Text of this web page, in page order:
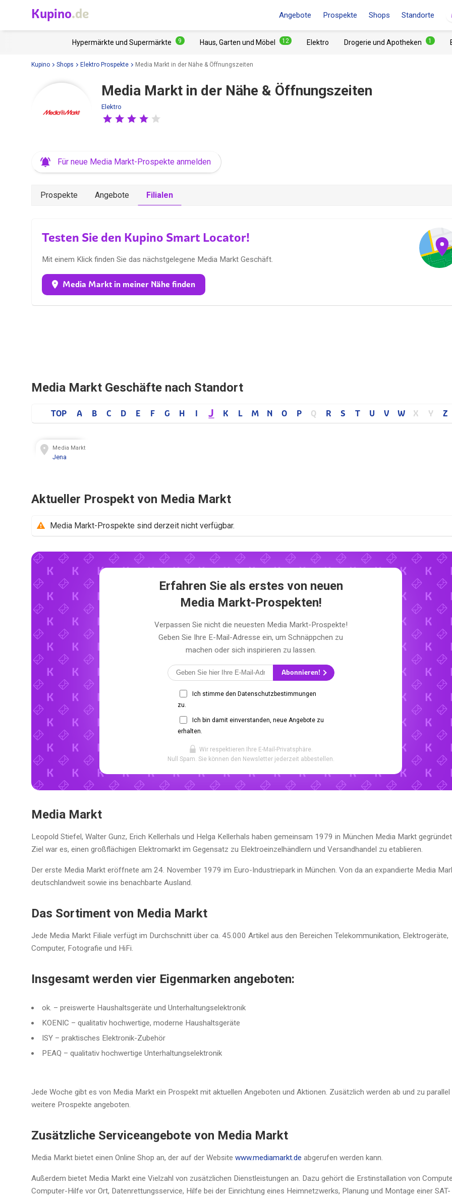
Kupino.de Angebote Prospekte Shops Standorte
Hypermärkte und Supermärkte 9 Haus, Garten und Möbel 12 Elektro Drogerie und Apotheken 1
Kupino Shops Elektro Prospekte Media Markt in der Nähe & Öffnungszeiten
Media Markt in der Nähe & Öffnungszeiten
Elektro
Für neue Media Markt-Prospekte anmelden
Prospekte Angebote Filialen
Testen Sie den Kupino Smart Locator!
Mit einem Klick finden Sie das nächstgelegene Media Markt Geschäft.
Media Markt in meiner Nähe finden
Media Markt Geschäfte nach Standort
TOP A B C D E F G H I J K L M N O P Q R S T U V W X Y Z
Media Markt
Jena
Aktueller Prospekt von Media Markt
Media Markt-Prospekte sind derzeit nicht verfügbar.
Erfahren Sie als erstes von neuen
Media Markt-Prospekten!
Verpassen Sie nicht die neuesten Media Markt-Prospekte!
Geben Sie Ihre E-Mail-Adresse ein, um Schnäppchen zu
machen oder sich inspirieren zu lassen.
Abonnieren!
Ich stimme den Datenschutzbestimmungen
zu.
Ich bin damit einverstanden, neue Angebote zu
erhalten.
Wir respektieren Ihre E-Mail-Privatsphäre.
Null Spam. Sie können den Newsletter jederzeit abbestellen.
Media Markt
Leopold Stiefel, Walter Gunz, Erich Kellerhals und Helga Kellerhals haben gemeinsam 1979 in München Media Markt
Ziel war es, einen großflächigen Elektromarkt im Gegensatz zu Elektroeinzelhändlern und Versandhandel zu etablieren.
Der erste Media Markt eröffnete am 24. November 1979 im Euro-Industriepark in München. Von da an expandierte Media
deutschlandweit sowie ins benachbarte Ausland.
Das Sortiment von Media Markt
Jede Media Markt Filiale verfügt im Durchschnitt über ca. 45.000 Artikel aus den Bereichen Telekommunikation, Elektrogeräte,
Computer, Fotografie und HiFi.
Insgesamt werden vier Eigenmarken angeboten:
ok. – preiswerte Haushaltsgeräte und Unterhaltungselektronik
KOENIC – qualitativ hochwertige, moderne Haushaltsgeräte
ISY – praktisches Elektronik-Zubehör
PEAQ – qualitativ hochwertige Unterhaltungselektronik
Jede Woche gibt es von Media Markt ein Prospekt mit aktuellen Angeboten und Aktionen. Zusätzlich werden ab und zu parallel
weitere Prospekte angeboten.
Zusätzliche Serviceangebote von Media Markt
Media Markt bietet einen Online Shop an, der auf der Website www.mediamarkt.de abgerufen werden kann.
Außerdem bietet Media Markt eine Vielzahl von zusätzlichen Dienstleistungen an. Dazu gehört die Erstinstallation von
Computer-Hilfe vor Ort, Datenrettungsservice, Hilfe bei der Einrichtung eines Heimnetzwerks, Planung und Montage einer SAT-